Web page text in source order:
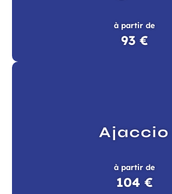
à partir de
93 €
Ajaccio
à partir de
104 €